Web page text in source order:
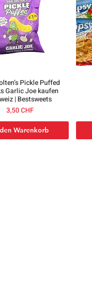
Pickle Puffed
Garlic Joe kaufen
| Bestsweets
Preis
3,50 CHF
Warenkorb